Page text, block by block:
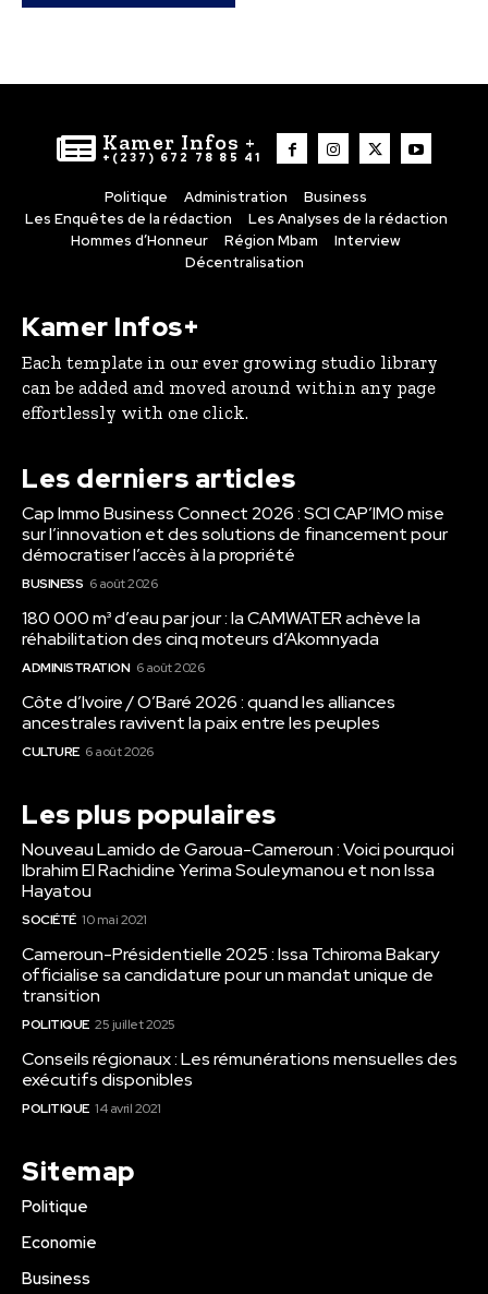
Kamer Infos +
+(237) 672 78 85 41
Politique Administration
Business
Les Enquêtes de la rédaction
Les Analyses de la rédaction
Hommes d’Honneur
Région Mbam
Interview
Décentralisation
Kamer Infos+
Each template in our ever growing studio library
can be added and moved around within any page
effortlessly with one click.
Les derniers articles
Cap Immo Business Connect 2026 : SCI CAP’IMO mise
sur l’innovation et des solutions de financement pour
démocratiser l’accès à la propriété
BUSINESS 6 août 2026
180 000 m³ d’eau par jour : la CAMWATER achève la
réhabilitation des cinq moteurs d’Akomnyada
ADMINISTRATION 6 août 2026
Côte d’Ivoire / O’Baré 2026 : quand les alliances
ancestrales ravivent la paix entre les peuples
CULTURE 6 août 2026
Les plus populaires
Nouveau Lamido de Garoua-Cameroun : Voici pourquoi
Ibrahim El Rachidine Yerima Souleymanou et non Issa
Hayatou
SOCIÉTÉ 10 mai 2021
Cameroun-Présidentielle 2025 : Issa Tchiroma Bakary
officialise sa candidature pour un mandat unique de
transition
POLITIQUE 25 juillet 2025
Conseils régionaux : Les rémunérations mensuelles des
exécutifs disponibles
POLITIQUE 14 avril 2021
Sitemap
Politique
Economie
Business